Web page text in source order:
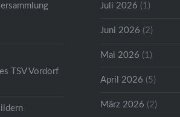
TSV Vordorf
Juli 2026 (1)
Juni 2026 (2)
Mai 2026 (1)
April 2026 (5)
März 2026 (2)